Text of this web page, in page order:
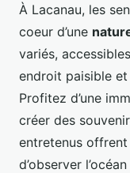
À Lacanau, les
coeur d’une
variés,
endroit paisible
Profitez d’une
créer des
entretenus
d’observer